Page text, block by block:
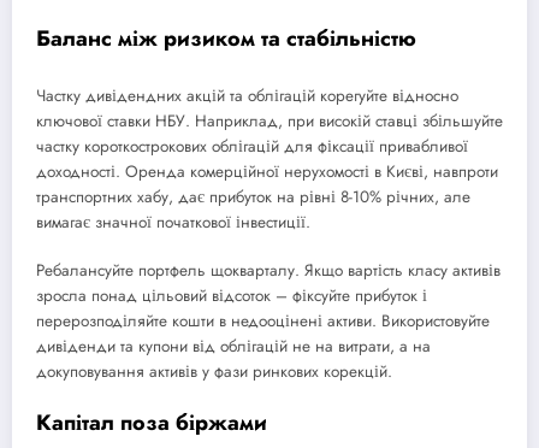
Баланс між ризиком та стабільністю
Частку дивідендних акцій та облігацій корегуйте відносно
ключової ставки НБУ. Наприклад, при високій ставці збільшуйте
частку короткострокових облігацій для фіксації привабливої
доходності. Оренда комерційної нерухомості в Києві, навпроти
транспортних хабу, дає прибуток на рівні 8-10% річних, але
вимагає значної початкової інвестиції.
Ребалансуйте портфель щокварталу. Якщо вартість класу активів
зросла понад цільовий відсоток – фіксуйте прибуток і
перерозподіляйте кошти в недооцінені активи. Використовуйте
дивіденди та купони від облігацій не на витрати, а на
докуповування активів у фази ринкових корекцій.
Капітал поза біржами